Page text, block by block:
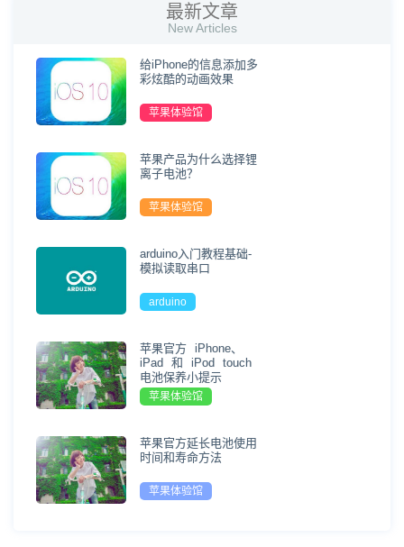
最新文章
New Articles
给iPhone的信息添加多
彩炫酷的动画效果
苹果体验馆
苹果产品为什么选择锂
离子电池？
苹果体验馆
arduino入门教程基础-
模拟读取串口
arduino
苹果官方 iPhone、
iPad 和 iPod touch
电池保养小提示
苹果体验馆
苹果官方延长电池使用
时间和寿命方法
苹果体验馆